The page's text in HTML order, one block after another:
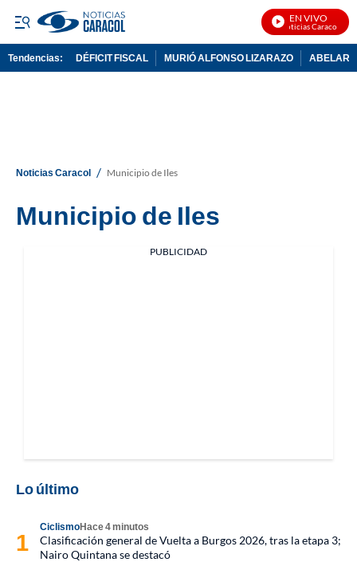
EN VIVO
Noticias Caracol En
Tendencias: DÉFICIT FISCAL MURIÓ ALFONSO LIZARAZO
Noticias Caracol / Municipio de Iles
Municipio de Iles
PUBLICIDAD
Lo último
CiclismoHace 4 minutos
Clasificación general de Vuelta a Burgos 2026, tras la etapa 3;
Nairo Quintana se destacó